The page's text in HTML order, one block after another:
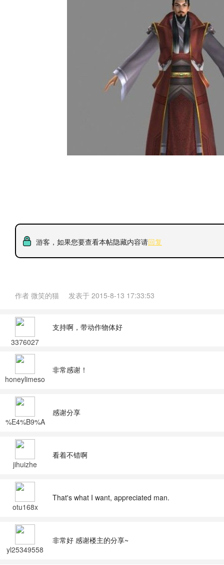
游客，如果您要查看本帖隐藏内容请回复
作者 微笑的猫 发表于 2015-8-13 17:33:53
3376027
支持啊，带动作物体好
honeylimeso
非常感谢！
%E4%B9%A
9F
感谢分享
jihuizhe
看着不错啊
otu168x
That's what I want, appreciated man.
yl25349558
非常好 感谢楼主的分享~